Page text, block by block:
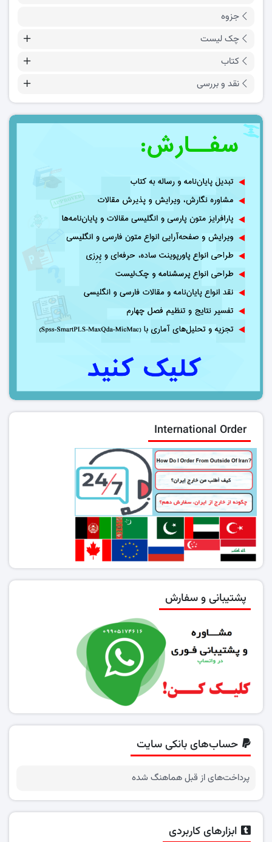
جزوه
چک لیست
کتاب
نقد و بررسی
International Order
پشتیبانی و سفارش
حساب‌های بانکی سایت
پرداخت‌های از قبل هماهنگ شده
ابزارهای کاربردی